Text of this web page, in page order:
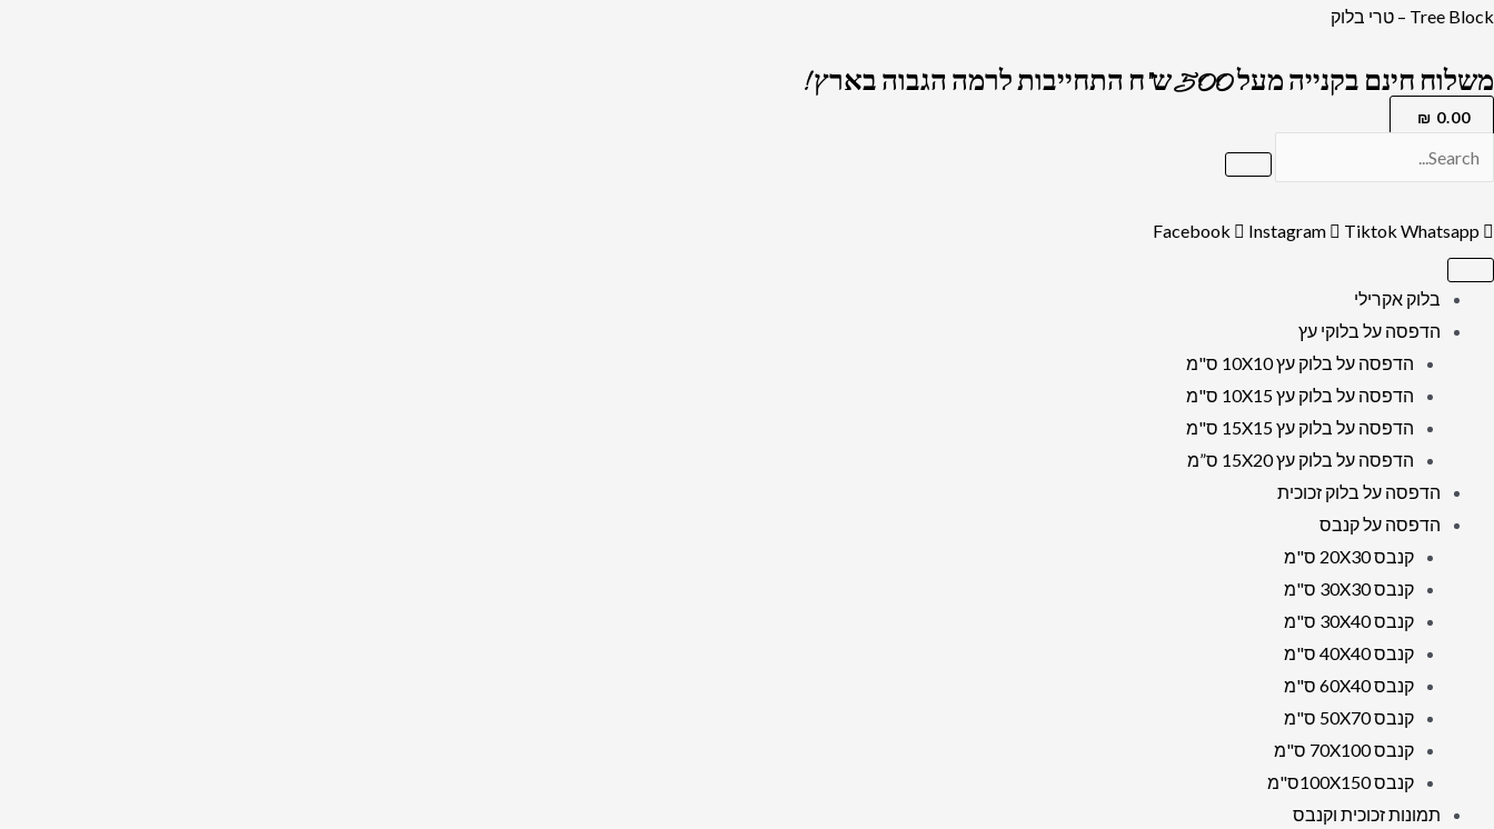
דילוג
Tree Block – טרי בלוק
משלוח חינם בקנייה מעל 500 ש"ח התחייבות לרמה הגבוה בארץ !
0.00
₪
Facebook Instagram Tiktok Whatsapp
בלוק אקרילי
הדפסה על בלוקי עץ
הדפסה על בלוק עץ 10X10 ס"מ
הדפסה על בלוק עץ 10X15 ס"מ
הדפסה על בלוק עץ 15X15 ס"מ
הדפסה על בלוק עץ 15X20 ס”מ
הדפסה על בלוק זכוכית
הדפסה על קנבס
קנבס 20X30 ס"מ
קנבס 30X30 ס"מ
קנבס 30X40 ס"מ
קנבס 40X40 ס"מ
קנבס 60X40 ס"מ
קנבס 50X70 ס"מ
קנבס 70X100 ס"מ
קנבס 100X150ס"מ
תמונות זכוכית וקנבס
כמות
2878
אשר
בזהב
בלוק
אקרילי
שקוף